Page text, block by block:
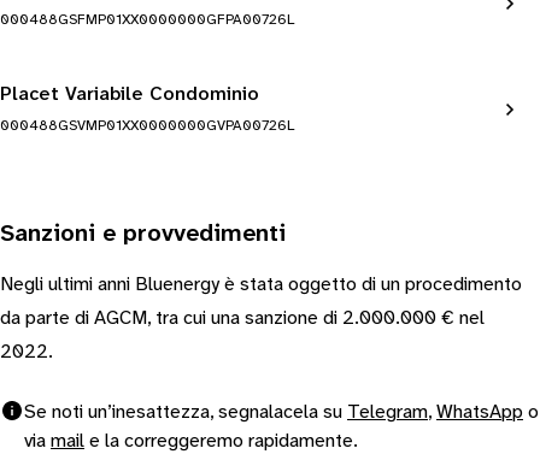
000488GSFMP01XX0000000GFPA00726L
Placet Variabile Condominio
000488GSVMP01XX0000000GVPA00726L
Sanzioni e provvedimenti
Negli ultimi anni Bluenergy è stata oggetto di un procedimento
da parte di AGCM, tra cui una sanzione di 2.000.000 € nel
2022.
Se noti un’inesattezza, segnalacela su Telegram, WhatsApp o
via mail e la correggeremo rapidamente.